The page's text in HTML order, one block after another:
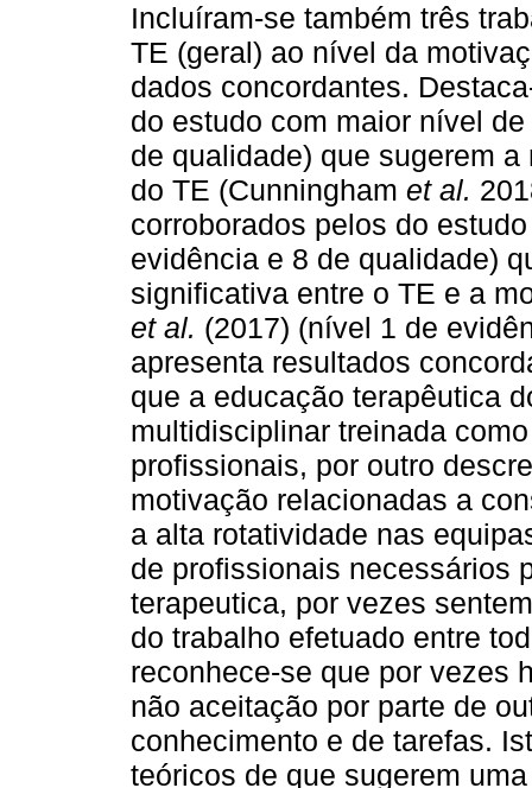
Incluíram-se também três
TE (geral) ao nível da
dados concordantes.
do estudo com maior nível
de qualidade) que sugerem
do TE (Cunningham et al.
corroborados pelos do
evidência e 8 de qualidade)
significativa entre o TE e a
et al. (2017) (nível 1 de
apresenta resultados
que a educação terapêutica
multidisciplinar treinada
profissionais, por outro
motivação relacionadas a
a alta rotatividade nas
de profissionais necessários
terapeutica, por vezes
do trabalho efetuado entre
reconhece-se que por vezes
não aceitação por parte de
conhecimento e de tarefas.
teóricos de que sugerem